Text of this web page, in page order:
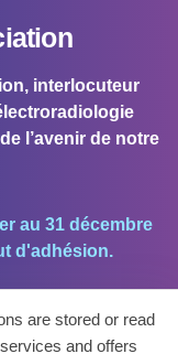
interlocuteur
l’avenir de notre
au 31 décembre
d'adhésion.
are stored or read
and offers